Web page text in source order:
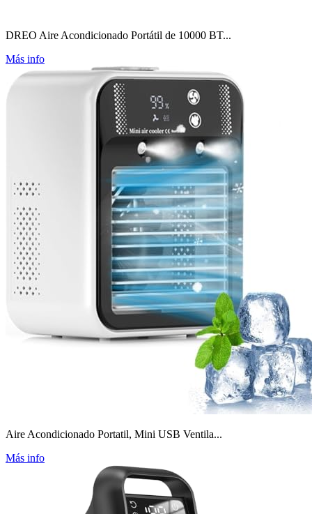
DREO Aire Acondicionado Portátil de 10000 BT...
Más info
Aire Acondicionado Portatil, Mini USB Ventila...
Más info